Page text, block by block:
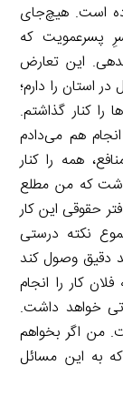
است. هیچ‌جای
پسرعمویت که
این تعارض
استان را دارم؛
را کنار گذاشتم.
انجام هم می‌دادم
همه را کنار
که من مطلع
حقوقی این کار
نکته درستی
دقیق وصول کند
کار را انجام
خواهد داشت.
من اگر بخواهم
به این مسائل